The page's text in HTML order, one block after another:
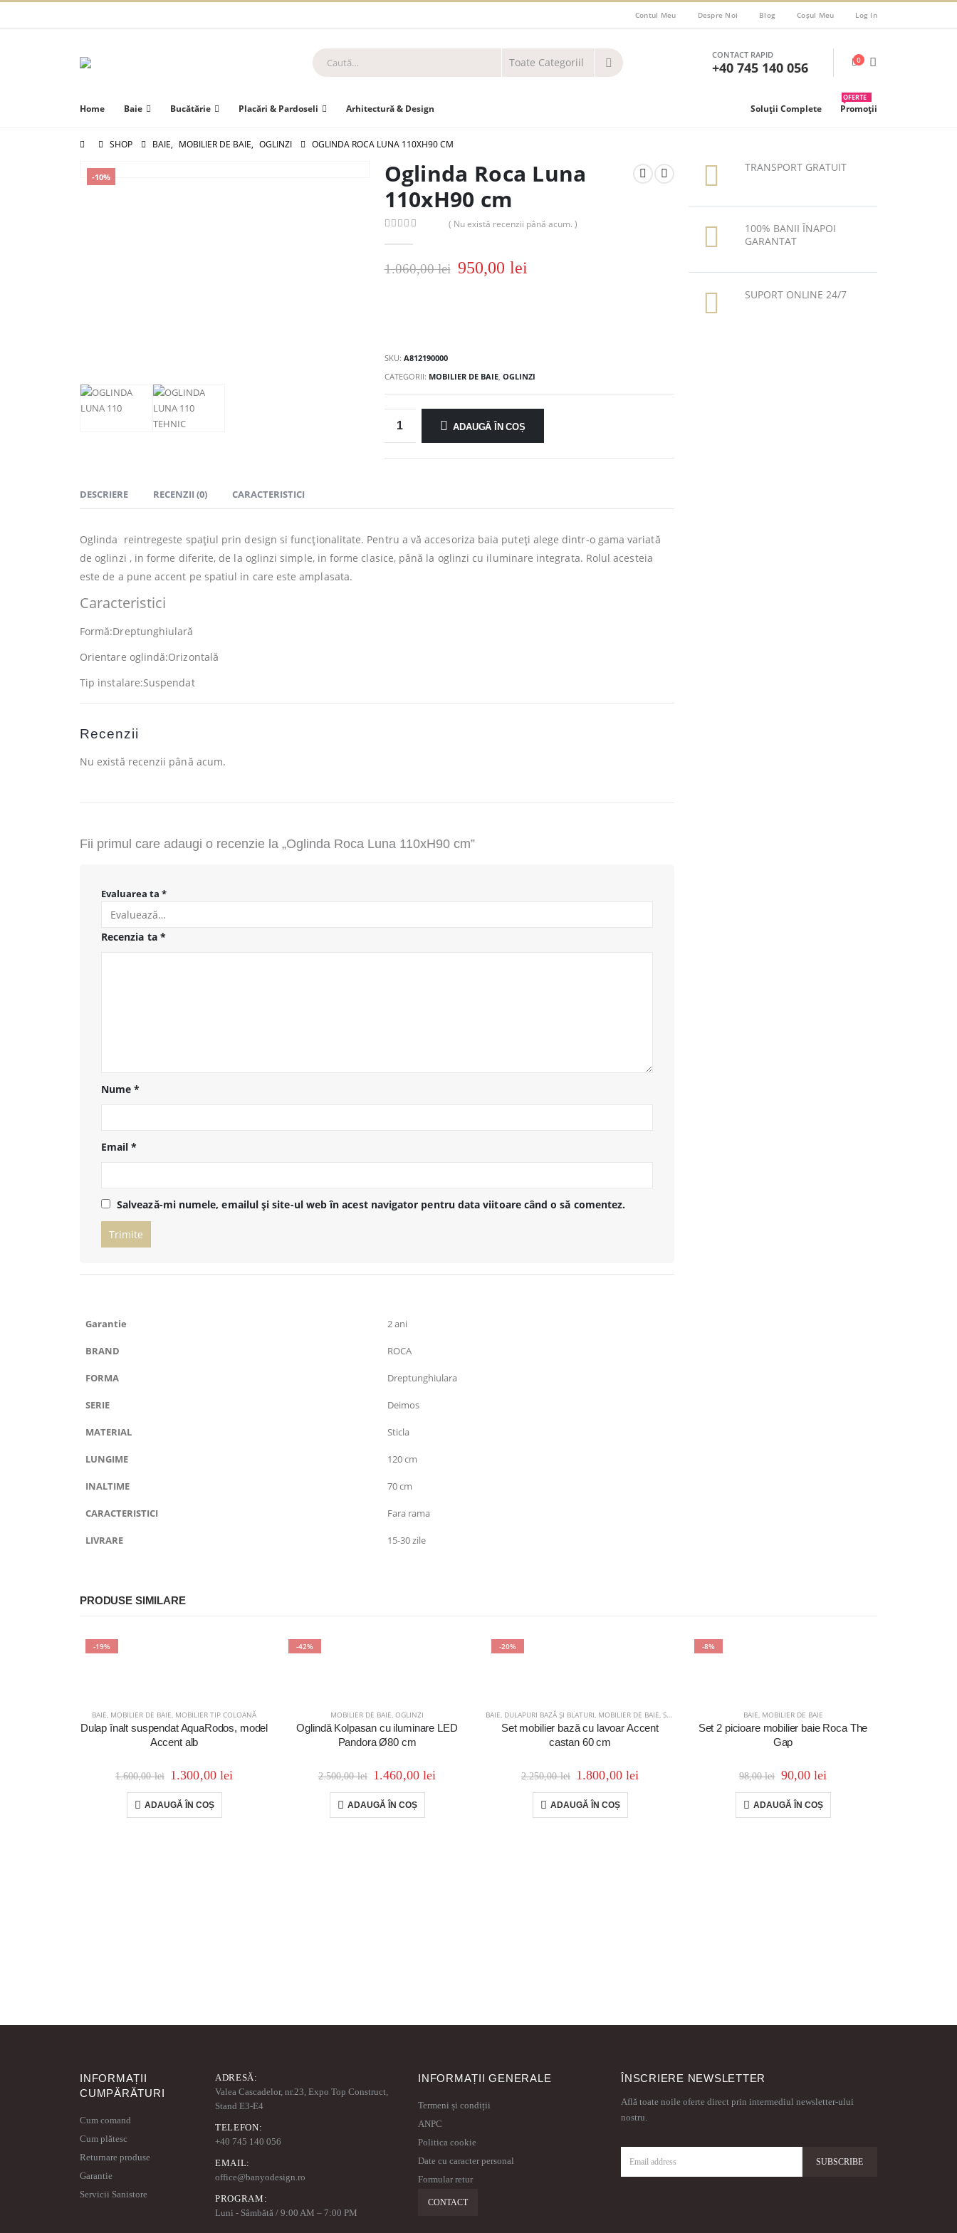
Contul Meu Despre Noi Blog Coșul Meu Log In
CONTACT RAPID
+40 745 140 056 0
Home Baie Bucătărie Placări & Pardoseli Arhitectură & Design Soluții Complete Promoții
OFERTE
SHOP BAIE, MOBILIER DE BAIE, OGLINZI OGLINDA ROCA LUNA 110XH90 CM
-10%
Oglinda Roca Luna
110xH90 cm
( Nu există recenzii până acum. )
1.060,00lei 950,00 lei
SKU: A812190000
CATEGORII: MOBILIER DE BAIE, OGLINZI
ADAUGĂ ÎN COȘ
DESCRIERE RECENZII (0) CARACTERISTICI
Oglinda reintregeste spațiul prin design si funcționalitate. Pentru a vă accesoriza baia puteți alege dintr-o gama variată
de oglinzi , in forme diferite, de la oglinzi simple, in forme clasice, până la oglinzi cu iluminare integrata. Rolul acesteia
este de a pune accent pe spatiul in care este amplasata.
Caracteristici
Formă:Dreptunghiulară
Orientare oglindă:Orizontală
Tip instalare:Suspendat
Recenzii
Nu există recenzii până acum.
Fii primul care adaugi o recenzie la „Oglinda Roca Luna 110xH90 cm”
Evaluarea ta *
Recenzia ta *
Nume*
Email*
Salvează-mi numele, emailul și site-ul web în acest navigator pentru data viitoare când o să comentez.
Garantie 2 ani
BRAND ROCA
FORMA Dreptunghiulara
SERIE Deimos
MATERIAL Sticla
LUNGIME 120 cm
INALTIME 70 cm
CARACTERISTICI Fara rama
LIVRARE 15-30 zile
TRANSPORT GRATUIT
100% BANII ÎNAPOI
GARANTAT
SUPORT ONLINE 24/7
PRODUSE SIMILARE
-19%
BAIE, MOBILIER DE BAIE, MOBILIER TIP COLOANĂ
Dulap înalt suspendat AquaRodos, model
Accent alb
1.600,00lei 1.300,00 lei
ADAUGĂ ÎN COȘ
-42%
MOBILIER DE BAIE, OGLINZI
Oglindă Kolpasan cu iluminare LED
Pandora Ø80 cm
2.500,00lei 1.460,00 lei
ADAUGĂ ÎN COȘ
-20%
BAIE, DULAPURI BAZĂ ȘI BLATURI, MOBILIER DE BAIE, SETURI MOBILIER
Set mobilier bază cu lavoar Accent
castan 60 cm
2.250,00lei 1.800,00 lei
ADAUGĂ ÎN COȘ
-8%
BAIE, MOBILIER DE BAIE
Set 2 picioare mobilier baie Roca The
Gap
98,00lei 90,00lei
ADAUGĂ ÎN COȘ
INFORMAȚII
CUMPĂRĂTURI
Cum comand
Cum plătesc
Returnare produse
Garantie
Servicii Sanistore
ADRESĂ:
Valea Cascadelor, nr.23, Expo Top Construct,
Stand E3-E4
TELEFON:
+40 745 140 056
EMAIL:
office@banyodesign.ro
PROGRAM:
Luni - Sâmbătă / 9:00 AM – 7:00 PM
INFORMAȚII GENERALE
Termeni și condiții
ANPC
Politica cookie
Date cu caracter personal
Formular retur
CONTACT
ÎNSCRIERE NEWSLETTER
Află toate noile oferte direct prin intermediul newsletter-ului
nostru.